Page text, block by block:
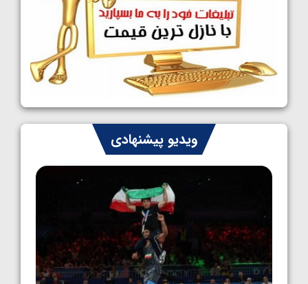
کشتی آزاد نوجوانان جهان؛ رقبای نمایندگان
ایران مشخص شدند
1405/05/08
کشتی فرنگی نوجوانان جهان؛ سکوی تیمی
سوم برای ایران
1405/05/07
ایران چشم به راه چهار مدال در پنج وزن دوم
کشتی فرنگی نوجوانان جهان
1405/05/06
ویدیو پیشنهادی